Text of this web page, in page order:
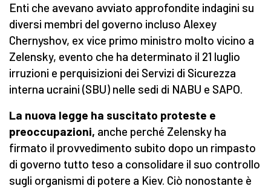
Enti che avevano avviato approfondite indagini su
diversi membri del governo incluso Alexey
Chernyshov, ex vice primo ministro molto vicino a
Zelensky, evento che ha determinato il 21 luglio
irruzioni e perquisizioni dei Servizi di Sicurezza
interna ucraini (SBU) nelle sedi di NABU e SAPO.
La nuova legge ha suscitato proteste e
preoccupazioni, anche perché Zelensky ha
firmato il provvedimento subito dopo un rimpasto
di governo tutto teso a consolidare il suo controllo
sugli organismi di potere a Kiev. Ciò nonostante è